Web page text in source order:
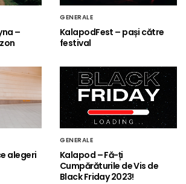
–
GENERALE
KalapodFest – pași către
festival
alegeri
GENERALE
Kalapod – Fă-ți
Cumpărăturile de Vis de
Black Friday 2023!